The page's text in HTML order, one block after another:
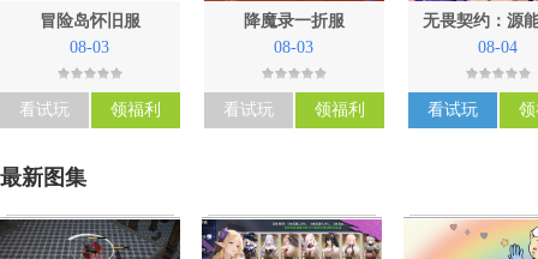
冒险岛怀旧服
08-03
看试玩 领福利
降魔录一折服
08-03
看试玩 领福利
无畏契约：源
08-04
看试玩
最新图集